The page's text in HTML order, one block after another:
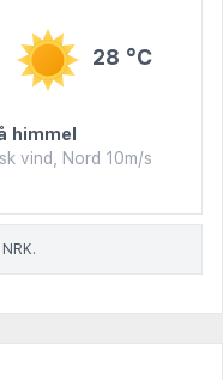
28 °C
himmel
vind, Nord 10m/s